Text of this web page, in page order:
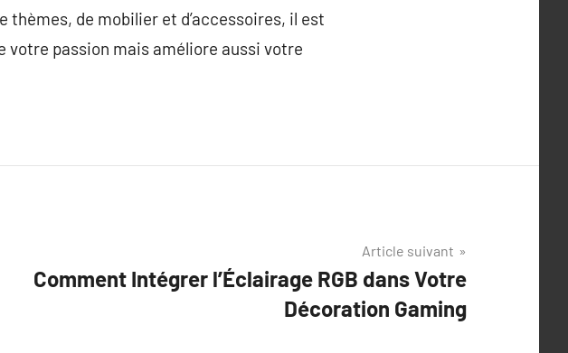
de mobilier et d’accessoires, il est
votre passion mais améliore aussi votre
Article suivant
Comment Intégrer l’Éclairage RGB dans Votre
Décoration Gaming